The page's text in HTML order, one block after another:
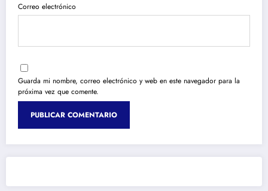
Correo electrónico
Guarda mi nombre, correo electrónico y web en este navegador para la
próxima vez que comente.